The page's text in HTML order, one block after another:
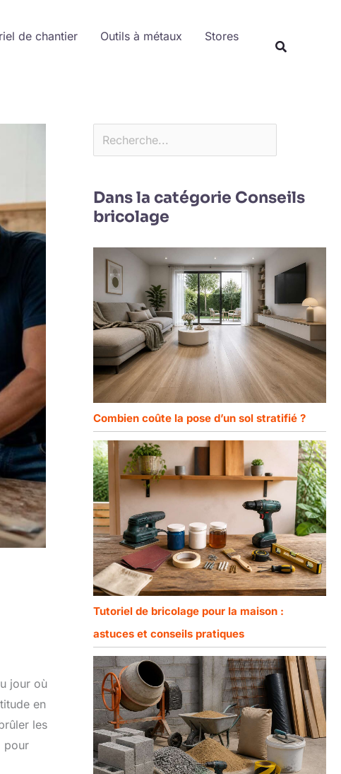
de chantier Outils à métaux
Stores
jour où
en
les
pour
Dans la catégorie Conseils
bricolage
Combien coûte la pose d’un sol stratifié ?
Tutoriel de bricolage pour la maison :
astuces et conseils pratiques